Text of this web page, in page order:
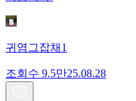
귀염그잡채1
조회수 9.5만25.08.28